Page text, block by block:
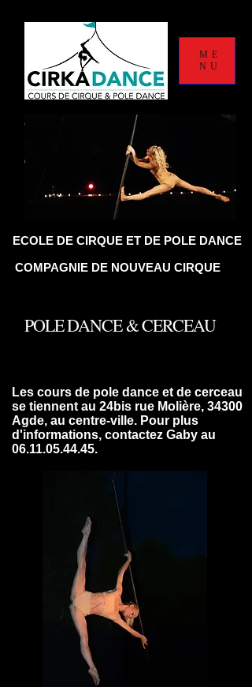
DE CIRQUE ET DE POLE DANCE
COMPAGNIE DE NOUVEAU CIRQUE
ME
NU
POLE DANCE & CERCEAU
Les cours de pole dance et de cerceau
se tiennent au 24bis rue Molière, 34300
Agde, au centre-ville. Pour plus
d'informations, contactez Gaby au
06.11.05.44.45.